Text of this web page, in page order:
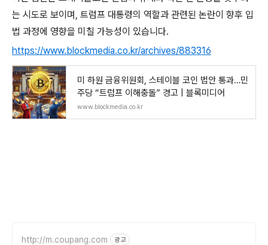
는 시도로 보이며, 트럼프 대통령의 역할과 관련된 논란이 향후 입
법 과정에 영향을 미칠 가능성이 있습니다.
https://www.blockmedia.co.kr/archives/883316
미 하원 금융위원회, 스테이블 코인 법안 통과…민
주당 “트럼프 이해충돌” 경고 | 블록미디어
www.blockmedia.co.kr
http://m.coupang.com 광고